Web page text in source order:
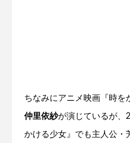
ちなみにアニメ映画『時を
仲里依紗が演じているが、
かける少女』でも主人公・